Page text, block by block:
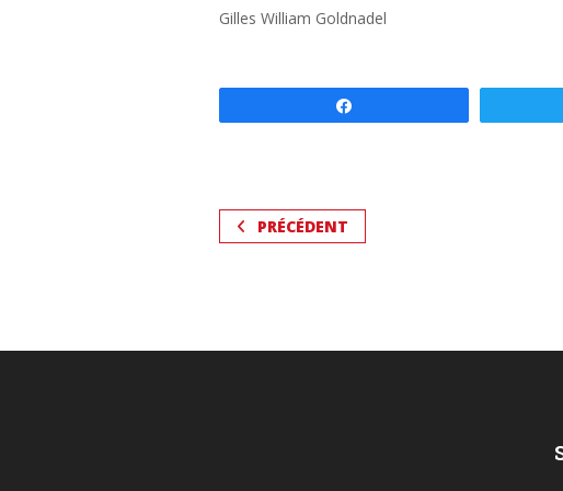
Gilles William Goldnadel
PRÉCÉDENT